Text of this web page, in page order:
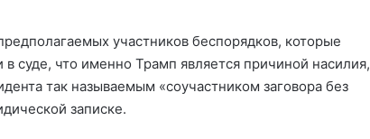
участников беспорядков, которые
суде, что именно Трамп является причиной насилия,
так называемым «соучастником заговора без
записке.